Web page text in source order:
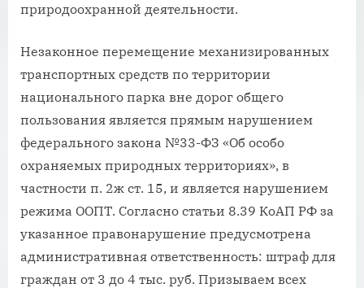
природоохранной деятельности.
Незаконное перемещение механизированных
транспортных средств по территории
национального парка вне дорог общего
пользования является прямым нарушением
федерального закона №33-ФЗ «Об особо
охраняемых природных территориях», в
частности п. 2ж ст. 15, и является нарушением
режима ООПТ. Согласно статьи 8.39 КоАП РФ за
указанное правонарушение предусмотрена
административная ответственность: штраф для
граждан от 3 до 4 тыс. руб. Призываем всех